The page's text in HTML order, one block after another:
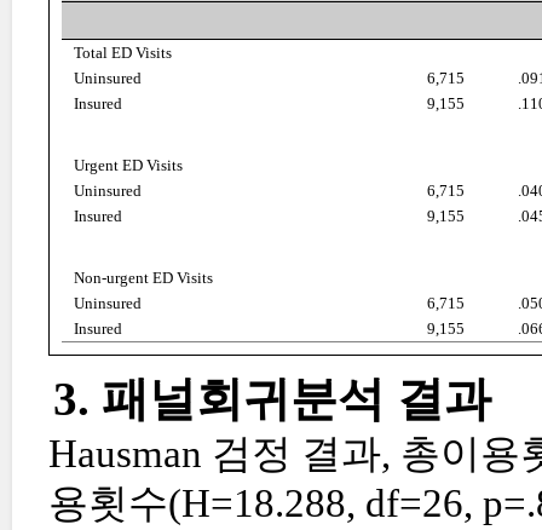
Total ED Visits
Uninsured
6,715
Insured
9,155
Urgent ED Visits
Uninsured
6,715
Insured
9,155
Non-urgent ED Visits
Uninsured
6,715
Insured
9,155
3. 패널회귀분석 결과
Hausman 검정 결과, 총이용
용횟수(H=18.288, df=26,